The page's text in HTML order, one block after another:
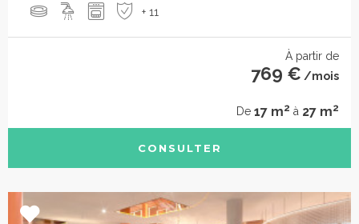
+ 11
À partir de
769 € /mois
De 17 m2 à 27 m2
CONSULTER